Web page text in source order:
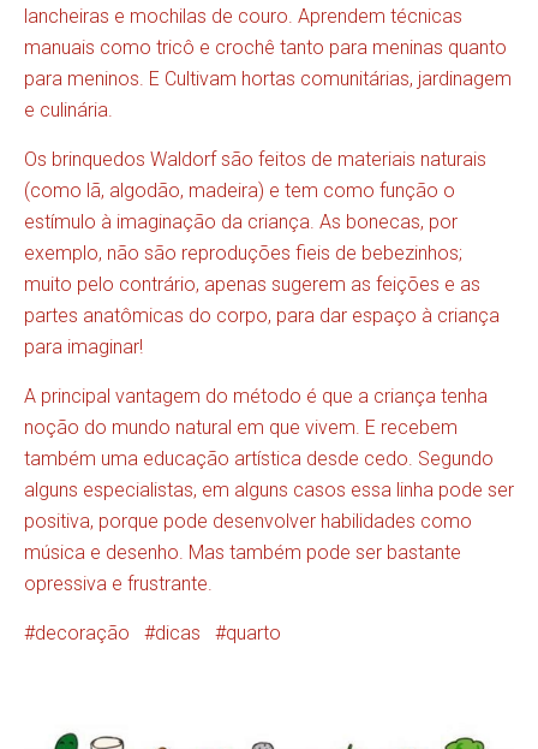
lancheiras e mochilas de couro. Aprendem técnicas
manuais como tricô e crochê tanto para meninas quanto
para meninos. E Cultivam hortas comunitárias, jardinagem
e culinária.
Os brinquedos Waldorf são feitos de materiais naturais
(como lã, algodão, madeira) e tem como função o
estímulo à imaginação da criança. As bonecas, por
exemplo, não são reproduções fieis de bebezinhos;
muito pelo contrário, apenas sugerem as feições e as
partes anatômicas do corpo, para dar espaço à criança
para imaginar!
A principal vantagem do método é que a criança tenha
noção do mundo natural em que vivem. E recebem
também uma educação artística desde cedo. Segundo
alguns especialistas, em alguns casos essa linha pode ser
positiva, porque pode desenvolver habilidades como
música e desenho. Mas também pode ser bastante
opressiva e frustrante.
decoração dicas quarto